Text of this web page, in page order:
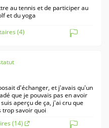
au tennis et de participer au
et du yoga
(4)
d'échanger, et j'avais qu'un
que je pouvais pas en avoir
aperçu de ça, j'ai cru que
trop savoir quoi
(14)